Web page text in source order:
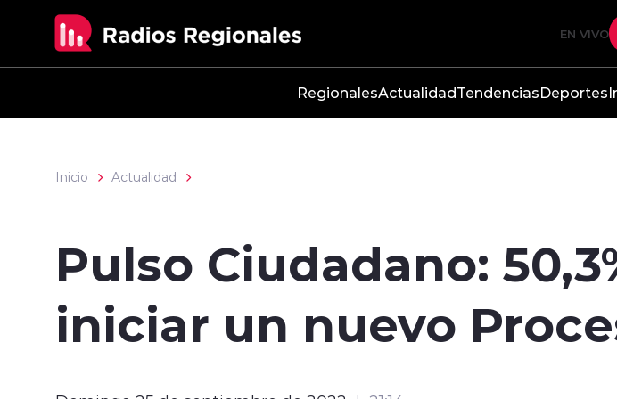
EN VIVO
RegionalesActualidadTendenciasDeportes
Inicio Actualidad
Pulso Ciudadano:
iniciar un nuevo